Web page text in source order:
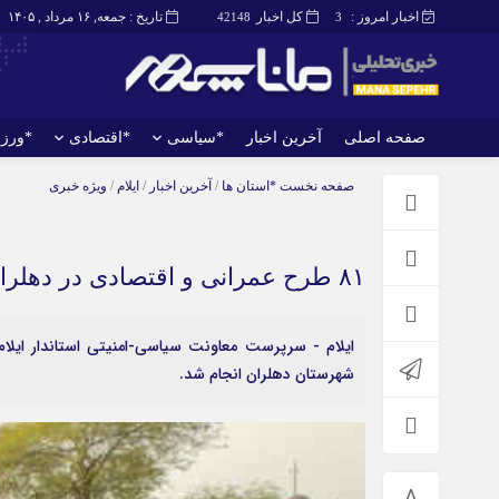
کل اخبار 42148 اخبار امروز : 3 تاریخ : جمعه, ۱۶ مرداد , ۱۴۰۵
صفحه اصلی آخرین اخبار *سیاسی *اقتصادی
آخرین اخبار صفحه نخست *استان ها / آخرین اخبار / ایلام / ویژه خبری
۸۱ طرح عمرانی و اقتصادی در دهلران بهره برداری و کلنگ زنی شد
شهرستان دهلران انجام شد.